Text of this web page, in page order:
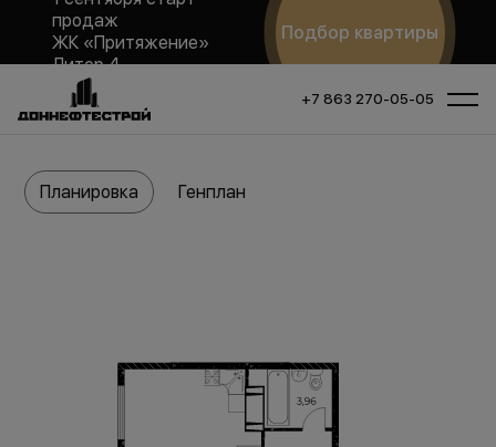
продаж
ЖК «Притяжение»
Литер 4
Подбор квартиры
+7 863 270-05-05
Планировка Генплан